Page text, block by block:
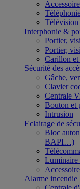
Télévision
Interphonie &
Portier,
Portier,
Carillon et
Sécurité des
Gâche,
Clavier
Centrale
Bouton et
Intrusion
Eclairage de
Bloc
BAPI…)
Luminaire
Alarme incendie